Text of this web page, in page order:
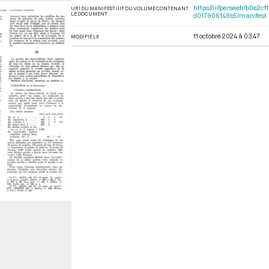
URI DU MANIFEST IIIF DU VOLUME CONTENANT
LE DOCUMENT
https://iiif.persee.fr/
d017906149b5/manifest
MODIFIÉ LE 11 octobre 2024 à 03:47